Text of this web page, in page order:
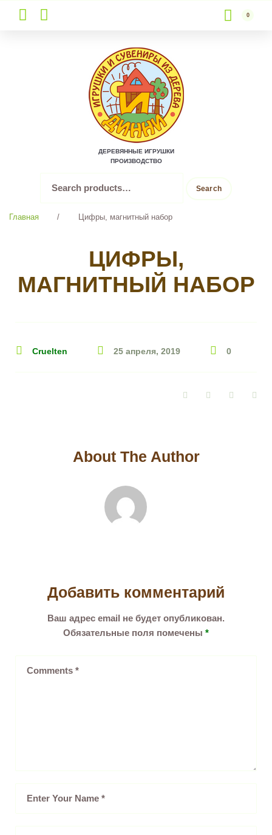
to
content
0
ДЕРЕВЯННЫЕ ИГРУШКИ
ПРОИЗВОДСТВО
for:
Search
Главная / Цифры, магнитный набор
ЦИФРЫ,
МАГНИТНЫЙ НАБОР
Cruelten 25 апреля, 2019 0
FacebookTwitter Google+
About The Author
Добавить комментарий
Ваш адрес email не будет опубликован.
Обязательные поля помечены *